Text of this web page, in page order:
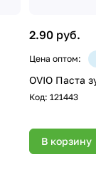
2.90 руб.
Цена оптом:
Код:121443
В корзину